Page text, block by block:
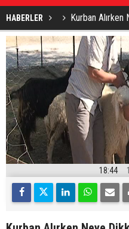
HABERLER Kurban
18:44